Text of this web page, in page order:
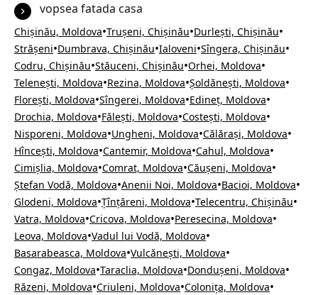
vopsea fatada casa
Chișinău, Moldova•Trușeni, Chișinău•Durlești, Chișinău•
Strășeni•Dumbrava, Chișinău•Ialoveni•Sîngera, Chișinău•
Codru, Chișinău•Stăuceni, Chișinău•Orhei, Moldova•
Telenești, Moldova•Rezina, Moldova•Șoldănești, Moldova•
Florești, Moldova•Sîngerei, Moldova•Edineț, Moldova•
Drochia, Moldova•Fălești, Moldova•Costești, Moldova•
Nisporeni, Moldova•Ungheni, Moldova•Călărași, Moldova•
Hîncești, Moldova•Cantemir, Moldova•Cahul, Moldova•
Cimișlia, Moldova•Comrat, Moldova•Căușeni, Moldova•
Ștefan Vodă, Moldova•Anenii Noi, Moldova•Bacioi, Moldova•
Glodeni, Moldova•Țînțăreni, Moldova•Telecentru, Chișinău•
Vatra, Moldova•Cricova, Moldova•Peresecina, Moldova•
Leova, Moldova•Vadul lui Vodă, Moldova•
Basarabeasca, Moldova•Vulcănești, Moldova•
Congaz, Moldova•Taraclia, Moldova•Dondușeni, Moldova•
Răzeni, Moldova•Criuleni, Moldova•Colonița, Moldova•